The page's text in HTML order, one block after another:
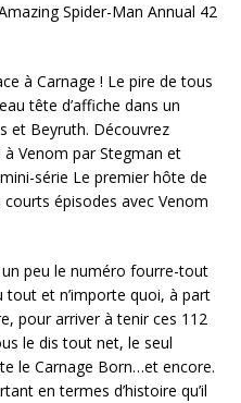
Spider-Man Annual 42
à Carnage ! Le pire de tous
tête d’affiche dans un
et Beyruth. Découvrez
Venom par Stegman et
série Le premier hôte de
épisodes avec Venom
un peu le numéro fourre-tout
et n’importe quoi, à part
pour arriver à tenir ces 112
le dis tout net, le seul
le Carnage Born…et encore.
en termes d’histoire qu’il